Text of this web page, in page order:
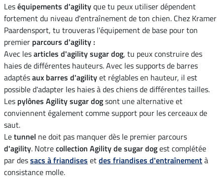
Leséquipements d'agilityque tu peux utiliser dépendent
fortement du niveau d'entraînement de ton chien. Chez Kramer
Paardensport, tu trouveras l'équipement de base pour ton
premier parcours d'agility :
Avec lesarticles d'agility sugar dog, tu peux construire des
haies de différentes hauteurs. Avec les supports de barres
adaptésaux barres d'agilityet réglables en hauteur, il est
possible d'adapter les haies à des chiens de différentes tailles.
Les pylônes Agility sugar dogsont une alternative et
conviennent également comme support pour les cerceaux de
saut.
Letunnel ne doit pas manquer dès le premier parcours
d'agility. Notrecollection Agility de sugar dogest complétée
par dessacs à friandises etdes friandises d'entraînementà
consistance molle.